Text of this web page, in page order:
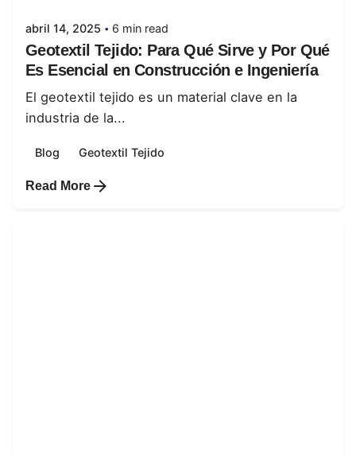
abril 14, 2025 6 min read
Geotextil Tejido: Para Qué Sirve y Por Qué
Es Esencial en Construcción e Ingeniería
El geotextil tejido es un material clave en la
industria de la...
Blog Geotextil Tejido
Read More